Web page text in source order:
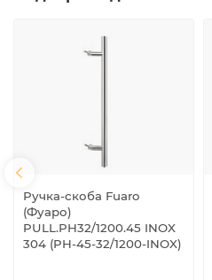
Ручка-скоба Fuaro
(Фуаро)
PULL.PH32/1200.45 INOX
304 (PH-45-32/1200-INOX)